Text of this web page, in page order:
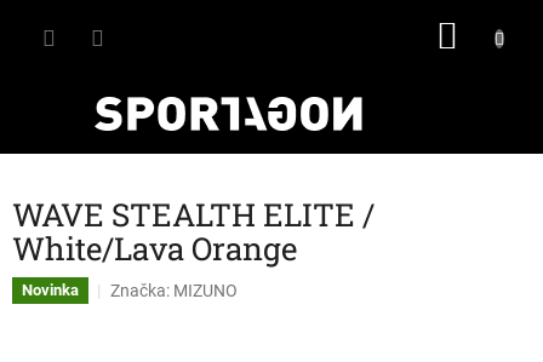
WAVE STEALTH ELITE /
White/Lava Orange
Novinka Značka: MIZUNO